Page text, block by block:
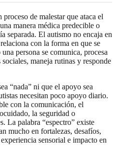
de malestar que ataca el
manera médica predecible o
separada. El autismo no encaja en
con la forma en que se
persona se comunica, procesa
maneja rutinas y responde
“nada” ni que el apoyo sea
necesitan poco apoyo diario.
con la comunicación, el
la seguridad o
La palabra “espectro” existe
mucho en fortalezas, desafíos,
sensorial e impacto en